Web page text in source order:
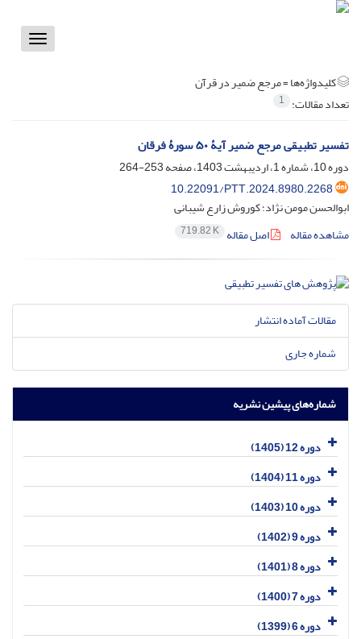
Toggle
کلیدواژه‌ها =مرجع ضمیر در قرآن
تعداد مقالات: 1
تفسیر تطبیقی مرجع ضمیر آیۀ ۵۰ سورۀ فرقان
دوره 10، شماره 1، اردیبهشت 1403، صفحه
253-264
10.22091/PTT.2024.8980.2268
ابوالحسن مومن نژاد؛ کوروش زارع شیبانی
مشاهده مقاله
اصل مقاله 719.82 K
مقالات آماده انتشار
شماره جاری
شماره‌های پیشین نشریه
دوره 12 (1405)
دوره 11 (1404)
دوره 10 (1403)
دوره 9 (1402)
دوره 8 (1401)
دوره 7 (1400)
دوره 6 (1399)